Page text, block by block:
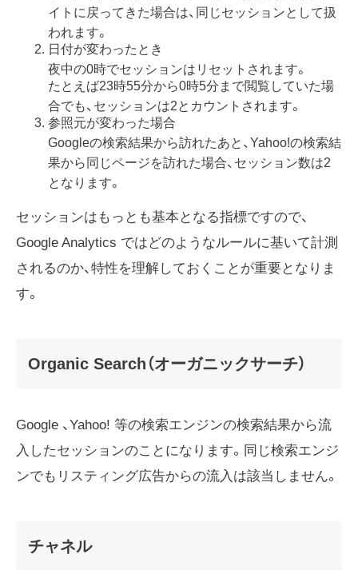
イトに戻ってきた場合は、同じセッションとして扱
われます。
日付が変わったとき
夜中の0時でセッションはリセットされます。
たとえば23時55分から0時5分まで閲覧していた場
合でも、セッションは2とカウントされます。
参照元が変わった場合
Googleの検索結果から訪れたあと、Yahoo!の検索結
果から同じページを訪れた場合、セッション数は2
となります。
セッションはもっとも基本となる指標ですので、
Google Analytics ではどのようなルールに基いて計測
されるのか、特性を理解しておくことが重要となりま
す。
Organic Search（オーガニックサーチ）
Google 、Yahoo! 等の検索エンジンの検索結果から流
入したセッションのことになります。同じ検索エンジ
ンでもリスティング広告からの流入は該当しません。
チャネル